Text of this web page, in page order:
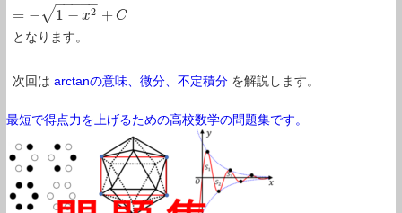
= − 1 − x2
− −
−−−
√ + C
となります。
次回は arctanの意味、微分、不定積分 を解説します。
最短で得点力を上げるための高校数学の問題集です。